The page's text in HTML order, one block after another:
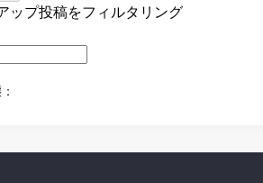
ップ投稿をフィルタリング